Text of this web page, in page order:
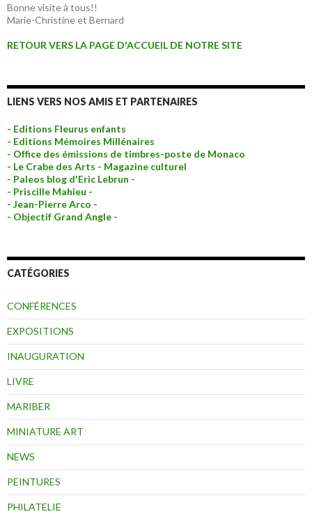
Bonne visite à tous!!
Marie-Christine et Bernard
RETOUR VERS LA PAGE D'ACCUEIL DE NOTRE SITE
LIENS VERS NOS AMIS ET PARTENAIRES
- Editions Fleurus enfants
- Editions Mémoires Millénaires
- Office des émissions de timbres-poste de Monaco
- Le Crabe des Arts - Magazine culturel
- Paleos blog d'Eric Lebrun -
- Priscille Mahieu -
- Jean-Pierre Arco -
- Objectif Grand Angle -
CATÉGORIES
CONFÉRENCES
EXPOSITIONS
INAUGURATION
LIVRE
MARIBER
MINIATURE ART
NEWS
PEINTURES
PHILATELIE